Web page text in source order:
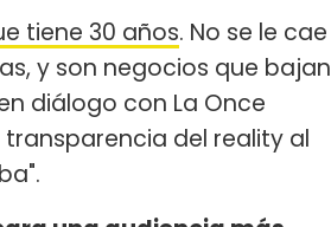
tiene 30 años. No se le cae
y son negocios que bajan
diálogo con La Once
del reality al